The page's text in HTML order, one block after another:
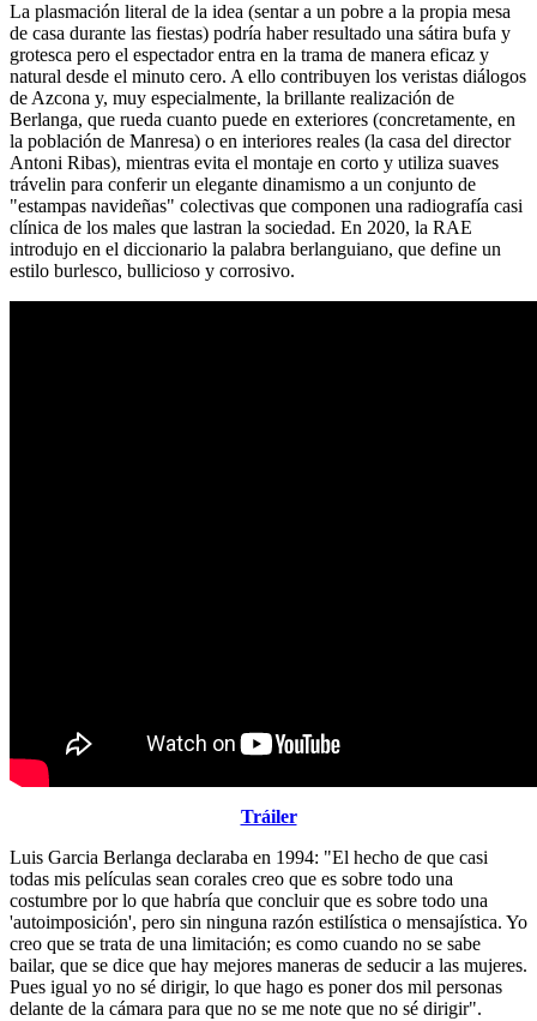
La plasmación literal de la idea (sentar a un pobre a la propia mesa
de casa durante las fiestas) podría haber resultado una sátira bufa y
grotesca pero el espectador entra en la trama de manera eficaz y
natural desde el minuto cero. A ello contribuyen los veristas diálogos
de Azcona y, muy especialmente, la brillante realización de
Berlanga, que rueda cuanto puede en exteriores (concretamente, en
la población de Manresa) o en interiores reales (la casa del director
Antoni Ribas), mientras evita el montaje en corto y utiliza suaves
trávelin para conferir un elegante dinamismo a un conjunto de
"estampas navideñas" colectivas que componen una radiografía casi
clínica de los males que lastran la sociedad. En 2020, la RAE
introdujo en el diccionario la palabra berlanguiano, que define un
estilo burlesco, bullicioso y corrosivo.
Tráiler
Luis Garcia Berlanga declaraba en 1994: "El hecho de que casi
todas mis películas sean corales creo que es sobre todo una
costumbre por lo que habría que concluir que es sobre todo una
'autoimposición', pero sin ninguna razón estilística o mensajística. Yo
creo que se trata de una limitación; es como cuando no se sabe
bailar, que se dice que hay mejores maneras de seducir a las mujeres.
Pues igual yo no sé dirigir, lo que hago es poner dos mil personas
delante de la cámara para que no se me note que no sé dirigir".